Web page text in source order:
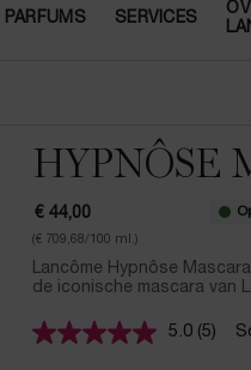
PARFUMS SERVICES
HYPNÔSE
€ 44,00
(€ 709,68/100 ml.)
Lancôme Hypnôse
de iconische mascara van
5.0
Lees
(5)